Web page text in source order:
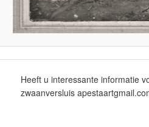
Heeft u interessante informatie
zwaanversluis